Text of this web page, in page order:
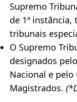
Supremo
de 1ª
tribunais
O Supremo
designados
Nacional e pelo
Magistrados.